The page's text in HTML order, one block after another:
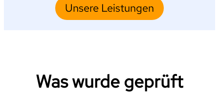
Unsere Leistungen
Was wurde geprüft